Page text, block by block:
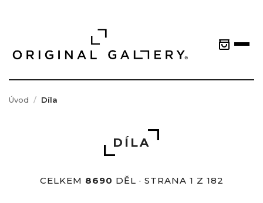
Úvod Díla
DÍLA
CELKEM 8690 DĚL · STRANA 1 Z 182